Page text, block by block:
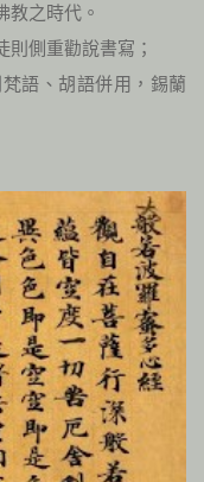
教之時代。
側重勸說書寫；
語、胡語併用，錫蘭